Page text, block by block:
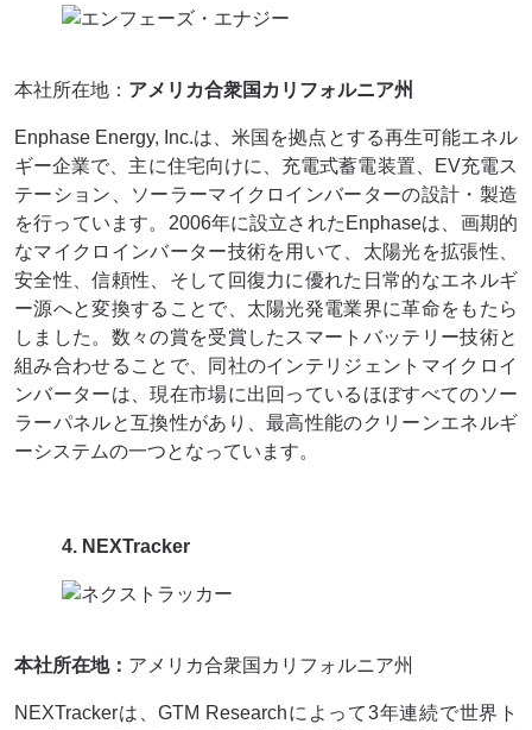
本社所在地： アメリカ合衆国カリフォルニア州
Enphase Energy, Inc.は、米国を拠点とする再生可能エネル
ギー企業で、主に住宅向けに、充電式蓄電装置、EV充電ス
テーション、ソーラーマイクロインバーターの設計・製造
を行っています。2006年に設立されたEnphaseは、画期的
なマイクロインバーター技術を用いて、太陽光を拡張性、
安全性、信頼性、そして回復力に優れた日常的なエネルギ
ー源へと変換することで、太陽光発電業界に革命をもたら
しました。数々の賞を受賞したスマートバッテリー技術と
組み合わせることで、同社のインテリジェントマイクロイ
ンバーターは、現在市場に出回っているほぼすべてのソー
ラーパネルと互換性があり、最高性能のクリーンエネルギ
ーシステムの一つとなっています。
4. NEXTracker
本社所在地： アメリカ合衆国カリフォルニア州
NEXTrackerは、GTM Researchによって3年連続で世界ト